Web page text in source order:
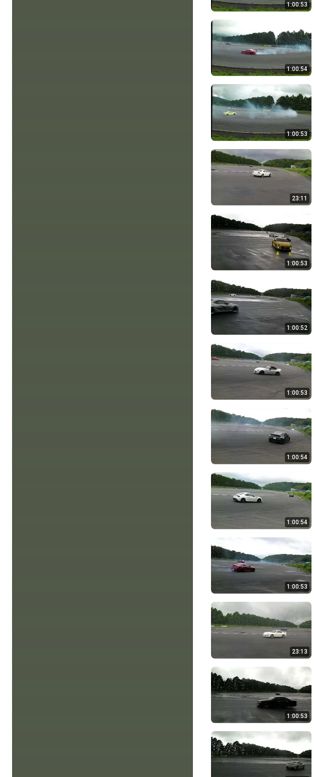
1:00:53
1:00:54
1:00:53
23:11
1:00:53
1:00:52
1:00:53
1:00:54
1:00:54
1:00:53
23:13
1:00:53